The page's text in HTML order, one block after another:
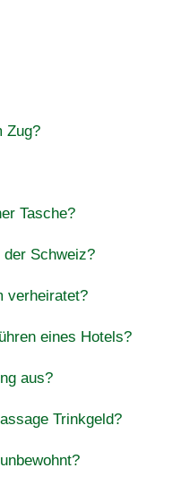
Zug?
Tasche?
Schweiz?
verheiratet?
eines Hotels?
aus?
Trinkgeld?